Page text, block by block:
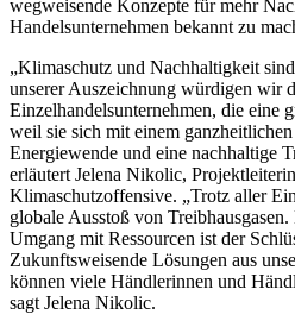
wegweisende Konzepte für mehr
Handelsunternehmen bekannt zu
„Klimaschutz und Nachhaltigkeit
unserer Auszeichnung würdigen wir
Einzelhandelsunternehmen, die eine
weil sie sich mit einem
Energiewende und eine nachhaltige
erläutert Jelena Nikolic,
Klimaschutzoffensive. „Trotz aller
globale Ausstoß von
Umgang mit Ressourcen ist der
Zukunftsweisende Lösungen aus
können viele Händlerinnen und
sagt Jelena Nikolic.